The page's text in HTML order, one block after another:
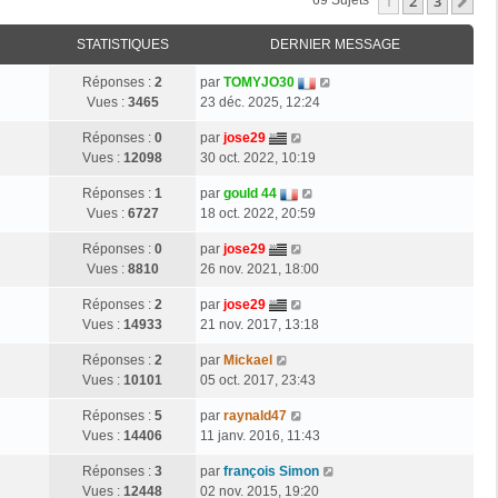
STATISTIQUES DERNIER MESSAGE
Réponses : 2
Vues : 3465
par TOMYJO30
23 déc. 2025, 12:24
Réponses : 0
Vues : 12098
par jose29
30 oct. 2022, 10:19
Réponses : 1
Vues : 6727
par gould 44
18 oct. 2022, 20:59
Réponses : 0
Vues : 8810
par jose29
26 nov. 2021, 18:00
Réponses : 2
Vues : 14933
par jose29
21 nov. 2017, 13:18
Réponses : 2
Vues : 10101
par Mickael
05 oct. 2017, 23:43
Réponses : 5
Vues : 14406
par raynald47
11 janv. 2016, 11:43
Réponses : 3
Vues : 12448
par françois Simon
02 nov. 2015, 19:20